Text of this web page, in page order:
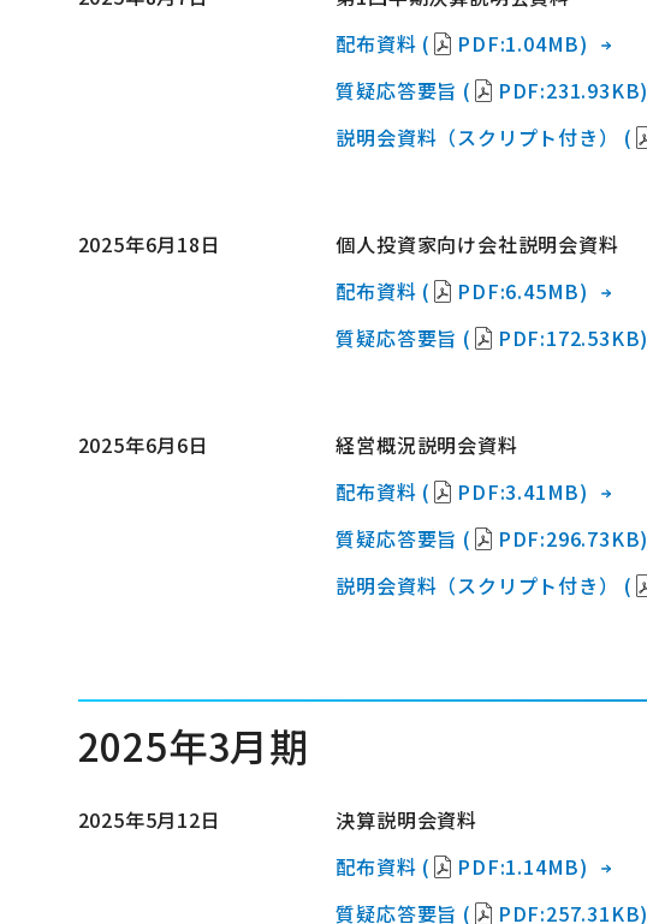
配布資料 (
PDF:1.04MB)
質疑応答要旨 (
PDF:231.93KB)
説明会資料（スクリプト付き） (
2025年6月18日
個人投資家向け会社説明会資料
配布資料 (
PDF:6.45MB)
質疑応答要旨 (
PDF:172.53KB)
2025年6月6日
経営概況説明会資料
配布資料 (
PDF:3.41MB)
質疑応答要旨 (
PDF:296.73KB)
説明会資料（スクリプト付き） (
2025年3月期
2025年5月12日
決算説明会資料
配布資料 (
PDF:1.14MB)
質疑応答要旨 (
PDF:257.31KB)